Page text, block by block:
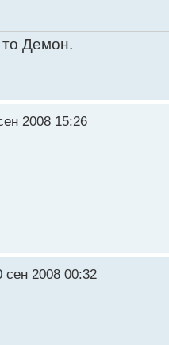
Демон.
2008 15:26
сен 2008 00:32